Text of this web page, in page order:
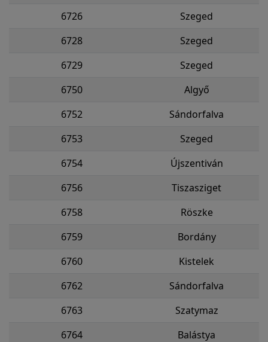
6726
Szeged
6728
Szeged
6729
Szeged
6750
Algyő
6752
Sándorfalva
6753
Szeged
6754
Újszentiván
6756
Tiszasziget
6758
Röszke
6759
Bordány
6760
Kistelek
6762
Sándorfalva
6763
Szatymaz
6764
Balástya